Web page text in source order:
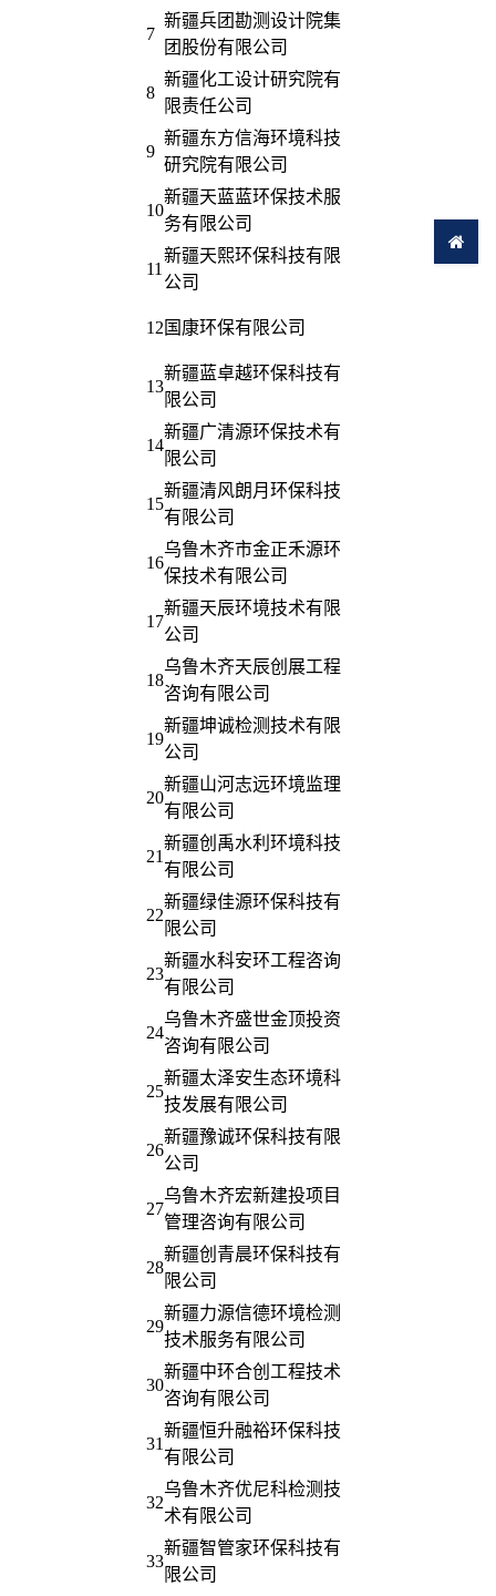
7
新疆兵团勘测设计院集
团股份有限公司
8
新疆化工设计研究院有
限责任公司
9
新疆东方信海环境科技
研究院有限公司
10
新疆天蓝蓝环保技术服
务有限公司
11
新疆天熙环保科技有限
公司
12 国康环保有限公司
13
新疆蓝卓越环保科技有
限公司
14
新疆广清源环保技术有
限公司
15
新疆清风朗月环保科技
有限公司
16
乌鲁木齐市金正禾源环
保技术有限公司
17
新疆天辰环境技术有限
公司
18
乌鲁木齐天辰创展工程
咨询有限公司
19
新疆坤诚检测技术有限
公司
20
新疆山河志远环境监理
有限公司
21
新疆创禹水利环境科技
有限公司
22
新疆绿佳源环保科技有
限公司
23
新疆水科安环工程咨询
有限公司
24
乌鲁木齐盛世金顶投资
咨询有限公司
25
新疆太泽安生态环境科
技发展有限公司
26
新疆豫诚环保科技有限
公司
27
乌鲁木齐宏新建投项目
管理咨询有限公司
28
新疆创青晨环保科技有
限公司
29
新疆力源信德环境检测
技术服务有限公司
30
新疆中环合创工程技术
咨询有限公司
31
新疆恒升融裕环保科技
有限公司
32
乌鲁木齐优尼科检测技
术有限公司
33
新疆智管家环保科技有
限公司